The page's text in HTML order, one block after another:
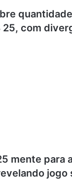
25, com
mente para